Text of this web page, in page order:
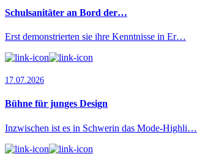
Schulsanitäter an Bord der…
Erst demonstrierten sie ihre Kenntnisse in Er…
17.07.2026
Bühne für junges Design
Inzwischen ist es in Schwerin das Mode-Highli…